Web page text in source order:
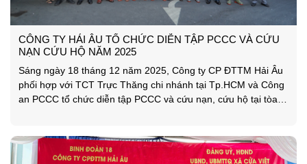
CÔNG TY HẢI ÂU TỔ CHỨC DIỄN TẬP PCCC VÀ CỨU
NẠN CỨU HỘ NĂM 2025
Sáng ngày 18 tháng 12 năm 2025, Công ty CP ĐTTM Hải Âu
phối hợp với TCT Trực Thăng chi nhánh tại Tp.HCM và Công
an PCCC tổ chức diễn tập PCCC và cứu nạn, cứu hộ tại tòa